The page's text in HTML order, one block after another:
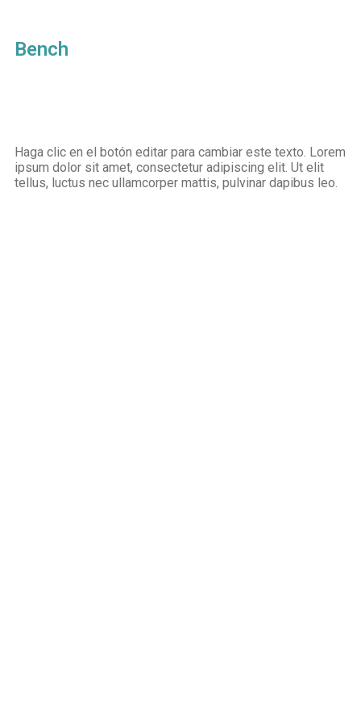
Bench
Haga clic en el botón editar para cambiar este texto. Lorem
ipsum dolor sit amet, consectetur adipiscing elit. Ut elit
tellus, luctus nec ullamcorper mattis, pulvinar dapibus leo.